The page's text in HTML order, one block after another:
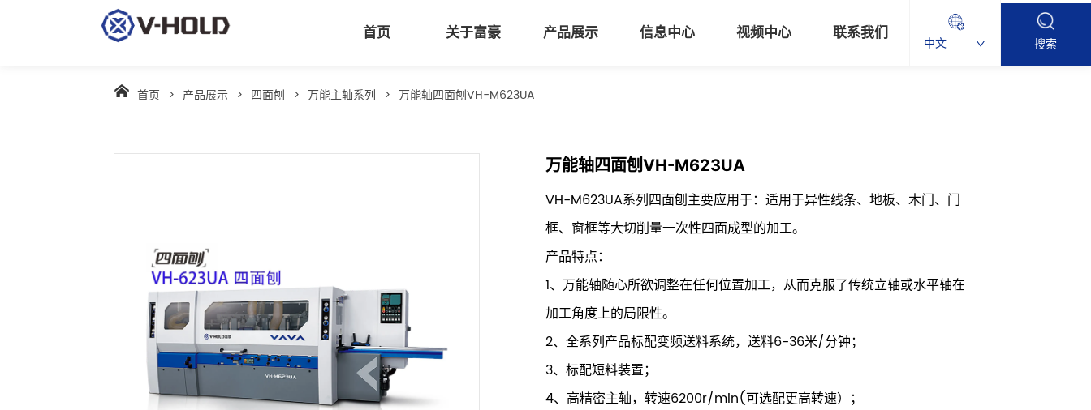
首页 关于富豪 产品展示 信息中心 视频中心 联系我们 中文 搜索
首页 > 产品展示 > 四面刨 > 万能主轴系列 > 万能轴四面刨VH-M623UA
万能轴四面刨VH-M623UA
VH-M623UA系列四面刨主要应用于：适用于异性线条、地板、木门、门
框、窗框等大切削量一次性四面成型的加工。
产品特点：
1、万能轴随心所欲调整在任何位置加工，从而克服了传统立轴或水平轴在
加工角度上的局限性。
2、全系列产品标配变频送料系统，送料6-36米/分钟；
3、标配短料装置；
4、高精密主轴，转速6200r/min(可选配更高转速）；